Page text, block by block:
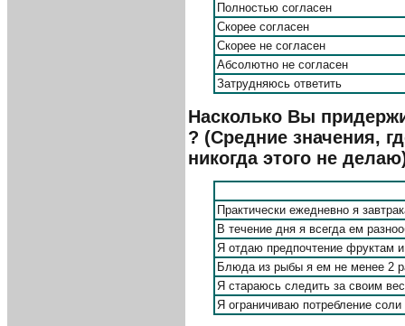
Полностью согласен
Скорее согласен
Скорее не согласен
Абсолютно не согласен
Затрудняюсь ответить
Насколько Вы
? (Средние значения,
никогда этого не
Практически ежедневно я
В течение дня я всегда ем
Я отдаю предпочтение фруктам
Блюда из рыбы я ем не менее 2
Я стараюсь следить за своим
Я ограничиваю потребление